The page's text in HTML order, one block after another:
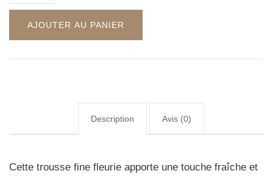
AJOUTER AU PANIER
Description Avis (0)
Cette trousse fine fleurie apporte une touche fraîche et